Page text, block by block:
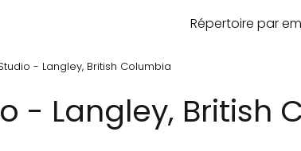
Répertoire par
- Langley, British Columbia
- Langley, British